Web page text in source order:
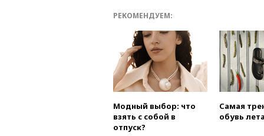
РЕКОМЕНДУЕМ:
Модный выбор: что
взять с собой в
отпуск?
Самая
обувь